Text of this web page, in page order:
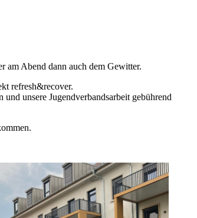
am Abend dann auch dem Gewitter.
refresh&recover.
unsere Jugendverbandsarbeit gebührend